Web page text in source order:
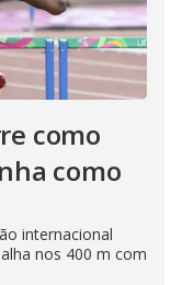
como
como
internacional
nos 400 m com